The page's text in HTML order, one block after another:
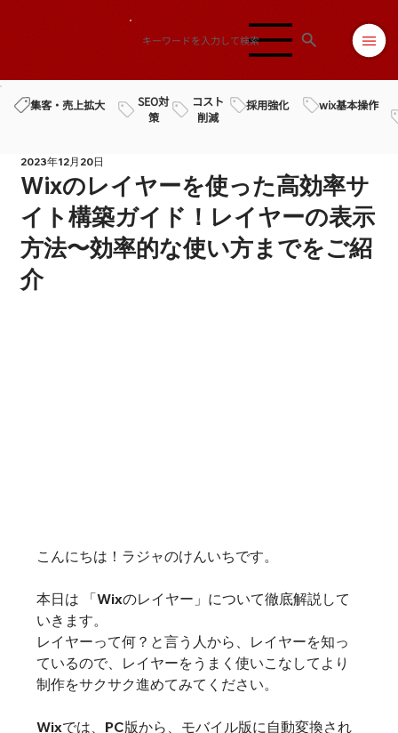
集客・売上拡大
SEO対
策
コスト
削減
採用強化 wix基本操作
Wixのレイヤーを使った高効率サ
イト構築ガイド！レイヤーの表示
方法〜効率的な使い方までをご紹
介
2023年12月20日
こんにちは！ラジャのけんいちです。
本日は 「Wixのレイヤー」について徹底解説して
いきます。
レイヤーって何？と言う人から、レイヤーを知っ
ているので、レイヤーをうまく使いこなしてより
制作をサクサク進めてみてください。
Wixでは、PC版から、モバイル版に自動変換され